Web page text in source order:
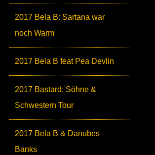
2017 Bela B: Sartana war
noch Warm
2017 Bela B feat Pea Devlin
2017 Bastard: Söhne &
Schwestern Tour
2017 Bela B & Danubes
Banks